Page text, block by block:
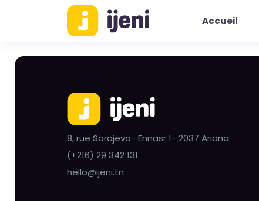
Accueil
8, rue Sarajevo- Ennasr 1- 2037 Ariana
(+216) 29 342 131
hello@ijeni.tn